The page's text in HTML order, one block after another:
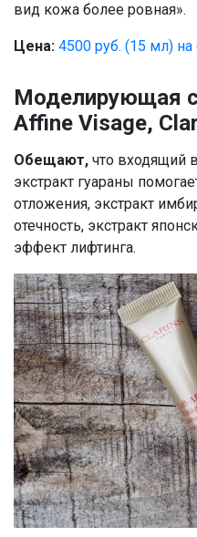
вид кожа более ровная».
Цена: 4500 руб. (15 мл) на
Моделирующая
Affine Visage,
Обещают, что входящий
экстракт гуараны
отложения, экстракт
отечность, экстракт
эффект лифтинга.